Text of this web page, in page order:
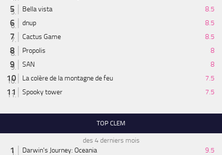
Bella vista
8.5
dnup
8.5
Cactus Game
8.5
Propolis
8
SAN
8
La colère de la montagne de feu
7.5
Spooky tower
7.5
TOP CLEM
des 4 derniers mois
Darwin's Journey: Oceania
9.5